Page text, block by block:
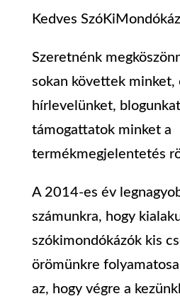
Kedves
Szeretnénk
sokan követtek minket,
hírlevelünket,
támogattatok minket a
termékmegjelentetés
A 2014-es év
számunkra, hogy
szókimondókázók kis
örömünkre
az, hogy végre a